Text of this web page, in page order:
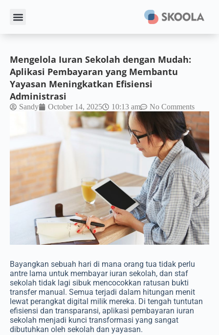
Mengelola Iuran Sekolah dengan Mudah:
Aplikasi Pembayaran yang Membantu
Yayasan Meningkatkan Efisiensi
Administrasi
Sandy October 14, 2025 10:13 am No Comments
Bayangkan sebuah hari di mana orang tua tidak perlu
antre lama untuk membayar iuran sekolah, dan staf
sekolah tidak lagi sibuk mencocokkan ratusan bukti
transfer manual. Semua terjadi dalam hitungan menit
lewat perangkat digital milik mereka. Di tengah tuntutan
efisiensi dan transparansi, aplikasi pembayaran iuran
sekolah menjadi kunci transformasi yang sangat
dibutuhkan oleh sekolah dan yayasan.